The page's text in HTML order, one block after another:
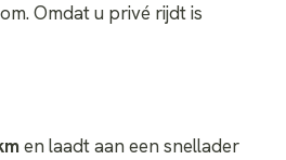
Omdat u privé rijdt is
en laadt aan een snellader